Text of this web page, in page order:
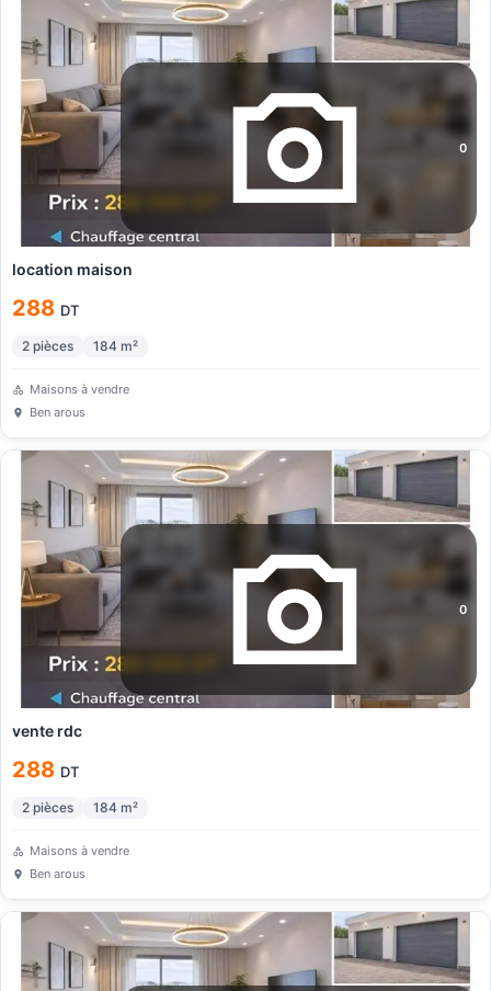
0
location maison
288 DT
2 pièces 184 m²
Maisons à vendre
Ben arous
0
vente rdc
288 DT
2 pièces 184 m²
Maisons à vendre
Ben arous